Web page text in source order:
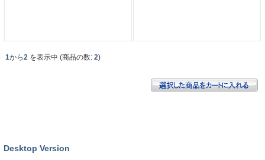
1から2 を表示中 (商品の数: 2)
Desktop Version